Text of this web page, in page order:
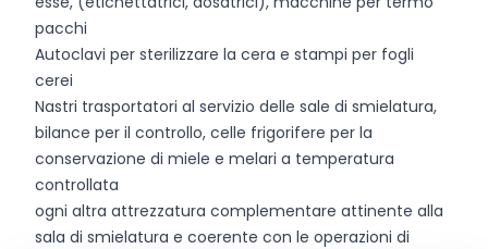
pacchi
Autoclavi per sterilizzare la cera e stampi per fogli
cerei
Nastri trasportatori al servizio delle sale di smielatura,
bilance per il controllo, celle frigorifere per la
conservazione di miele e melari a temperatura
controllata
ogni altra attrezzatura complementare attinente alla
sala di smielatura e coerente con le operazioni di